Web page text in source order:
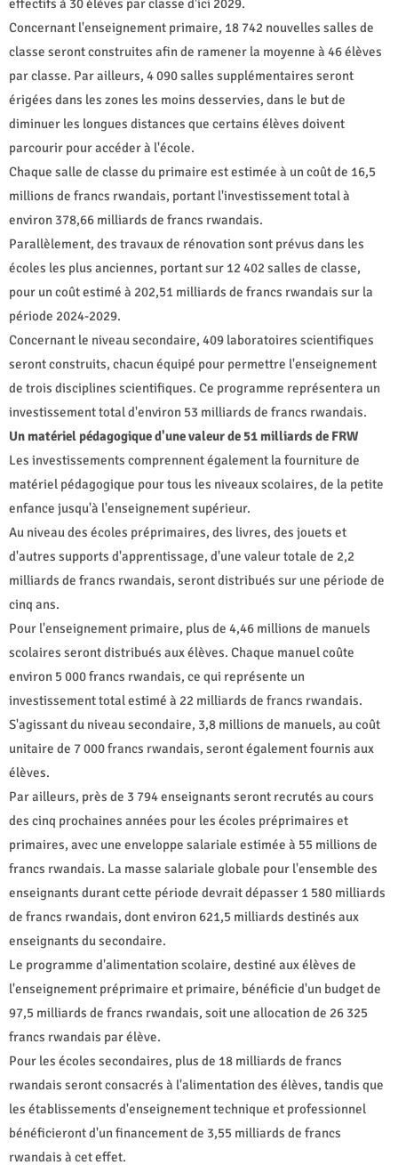
effectifs à 30 élèves par classe d'ici 2029.
Concernant l'enseignement primaire, 18 742 nouvelles salles de
classe seront construites afin de ramener la moyenne à 46 élèves
par classe. Par ailleurs, 4 090 salles supplémentaires seront
érigées dans les zones les moins desservies, dans le but de
diminuer les longues distances que certains élèves doivent
parcourir pour accéder à l'école.
Chaque salle de classe du primaire est estimée à un coût de 16,5
millions de francs rwandais, portant l'investissement total à
environ 378,66 milliards de francs rwandais.
Parallèlement, des travaux de rénovation sont prévus dans les
écoles les plus anciennes, portant sur 12 402 salles de classe,
pour un coût estimé à 202,51 milliards de francs rwandais sur la
période 2024-2029.
Concernant le niveau secondaire, 409 laboratoires scientifiques
seront construits, chacun équipé pour permettre l'enseignement
de trois disciplines scientifiques. Ce programme représentera un
investissement total d'environ 53 milliards de francs rwandais.
Un matériel pédagogique d'une valeur de 51 milliards de FRW
Les investissements comprennent également la fourniture de
matériel pédagogique pour tous les niveaux scolaires, de la petite
enfance jusqu'à l'enseignement supérieur.
Au niveau des écoles préprimaires, des livres, des jouets et
d'autres supports d'apprentissage, d'une valeur totale de 2,2
milliards de francs rwandais, seront distribués sur une période de
cinq ans.
Pour l'enseignement primaire, plus de 4,46 millions de manuels
scolaires seront distribués aux élèves. Chaque manuel coûte
environ 5 000 francs rwandais, ce qui représente un
investissement total estimé à 22 milliards de francs rwandais.
S'agissant du niveau secondaire, 3,8 millions de manuels, au coût
unitaire de 7 000 francs rwandais, seront également fournis aux
élèves.
Par ailleurs, près de 3 794 enseignants seront recrutés au cours
des cinq prochaines années pour les écoles préprimaires et
primaires, avec une enveloppe salariale estimée à 55 millions de
francs rwandais. La masse salariale globale pour l'ensemble des
enseignants durant cette période devrait dépasser 1 580 milliards
de francs rwandais, dont environ 621,5 milliards destinés aux
enseignants du secondaire.
Le programme d'alimentation scolaire, destiné aux élèves de
l'enseignement préprimaire et primaire, bénéficie d'un budget de
97,5 milliards de francs rwandais, soit une allocation de 26 325
francs rwandais par élève.
Pour les écoles secondaires, plus de 18 milliards de francs
rwandais seront consacrés à l'alimentation des élèves, tandis que
les établissements d'enseignement technique et professionnel
bénéficieront d'un financement de 3,55 milliards de francs
rwandais à cet effet.